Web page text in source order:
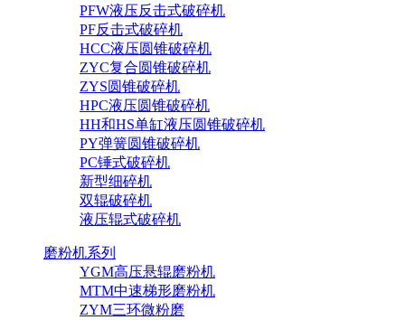
PFW液压反击式破碎机
PF反击式破碎机
HCC液压圆锥破碎机
ZYC复合圆锥破碎机
ZYS圆锥破碎机
HPC液压圆锥破碎机
HH和HS单缸液压圆锥破碎机
PY弹簧圆锥破碎机
PC锤式破碎机
新型细碎机
双辊破碎机
液压辊式破碎机
磨粉机系列
YGM高压悬辊磨粉机
MTM中速梯形磨粉机
ZYM三环微粉磨